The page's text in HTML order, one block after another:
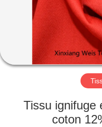
SUJET
DE
NOUS
VISITE
D'USINE
Tissu ignifuge
coton